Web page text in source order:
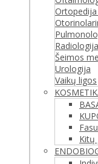
Radiologija
Šeimos
Urologija
Vaikų ligos
Kitų